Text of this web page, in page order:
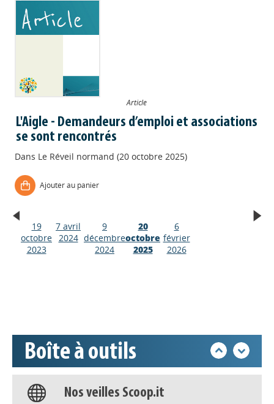
Article
L'Aigle - Demandeurs d’emploi et associations
se sont rencontrés
Dans Le Réveil normand (20 octobre 2025)
Ajouter au panier
19
octobre
2023
7 avril
2024
9
décembre
2024
20
octobre
2025
6
février
2026
Boîte à outils
Appels à projets
Base documentaire
Nos veilles Scoop.it